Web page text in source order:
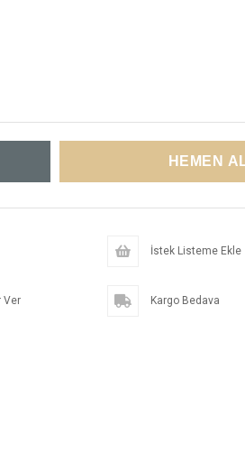
İstek Listeme Ekle
Ver Kargo Bedava